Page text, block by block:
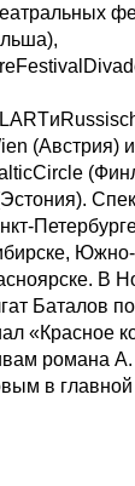
(Австрия)
В
Баталов
«Красное
романа
в главной